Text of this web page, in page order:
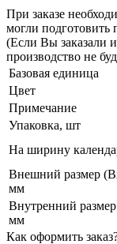
При заказе
могли подготовить
(Если Вы заказали
производство не
Базовая единица
Цвет
Примечание
Упаковка, шт
На ширину
Внешний размер
мм
Внутренний
мм
Как оформить